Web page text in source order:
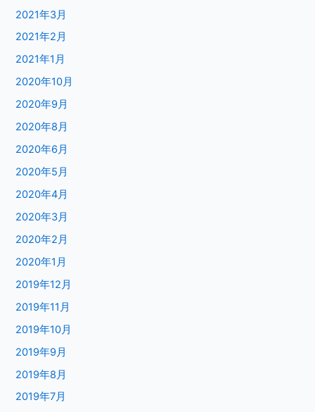
2021年3月
2021年2月
2021年1月
2020年10月
2020年9月
2020年8月
2020年6月
2020年5月
2020年4月
2020年3月
2020年2月
2020年1月
2019年12月
2019年11月
2019年10月
2019年9月
2019年8月
2019年7月